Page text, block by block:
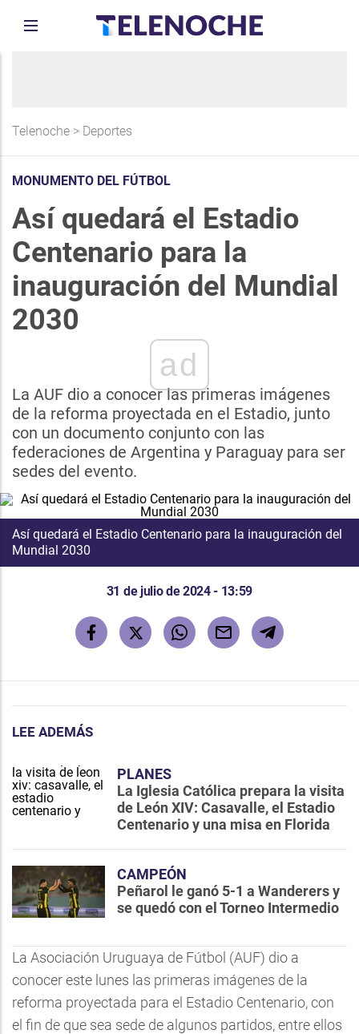
Telenoche > Deportes
MONUMENTO DEL FÚTBOL
Así quedará el Estadio
Centenario para la
inauguración del Mundial
2030
ad
La AUF dio a conocer las primeras imágenes
de la reforma proyectada en el Estadio, junto
con un documento conjunto con las
federaciones de Argentina y Paraguay para ser
sedes del evento.
Así quedará el Estadio Centenario para la inauguración del
Mundial 2030
31 de julio de 2024 - 13:59
LEE ADEMÁS
PLANES
La Iglesia Católica prepara la visita
de León XIV: Casavalle, el Estadio
Centenario y una misa en Florida
CAMPEÓN
Peñarol le ganó 5-1 a Wanderers y
se quedó con el Torneo Intermedio
La Asociación Uruguaya de Fútbol (AUF) dio a
conocer este lunes las primeras imágenes de la
reforma proyectada para el Estadio Centenario, con
el fin de que sea sede de algunos partidos, entre ellos